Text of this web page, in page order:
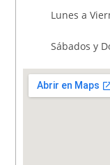
Lunes a
Sábados y